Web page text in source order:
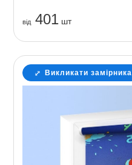
вiд401шт
Викликати замірника